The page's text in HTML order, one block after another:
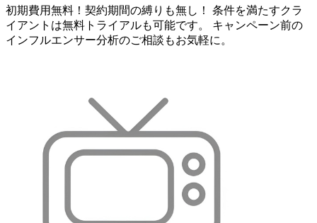
初期費用無料！契約期間の縛りも無し！ 条件を満たすクラ
イアントは無料トライアルも可能です。 キャンペーン前の
インフルエンサー分析のご相談もお気軽に。